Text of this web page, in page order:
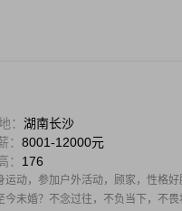
： 湖南长沙
： 8001-12000元
176
动，参加户外活动，顾家，性格
今未婚？不念过往，不负当下，不